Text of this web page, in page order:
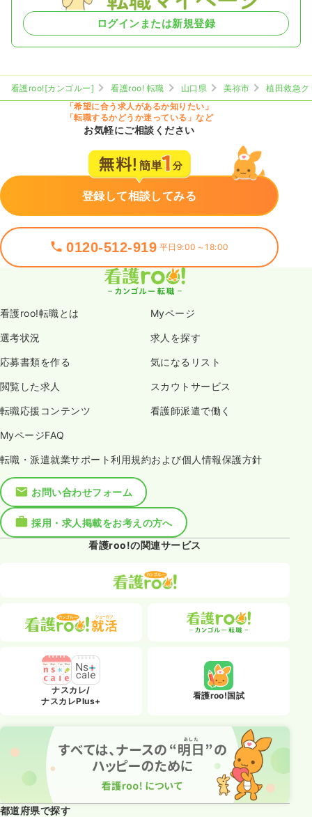
ログインまたは新規登録
看護roo![カンゴルー] 看護roo! 転職 山口県 美祢市
植田救急
「希望に合う求人があるか知りたい」
「転職するかどうか迷っている」など
お気軽にご相談ください
登録して相談してみる
0120-512-919 平日9:00～18:00
看護roo!転職とは Myページ
選考状況 求人を探す
応募書類を作る 気になるリスト
閲覧した求人 スカウトサービス
転職応援コンテンツ 看護師派遣で働く
MyページFAQ
転職・派遣就業サポート利用規約および個人情報保護方針
お問い合わせフォーム
採用・求人掲載をお考えの方へ
看護roo!の関連サービス
ナスカレ/
ナスカレPlus+
看護roo!国試
都道府県で探す